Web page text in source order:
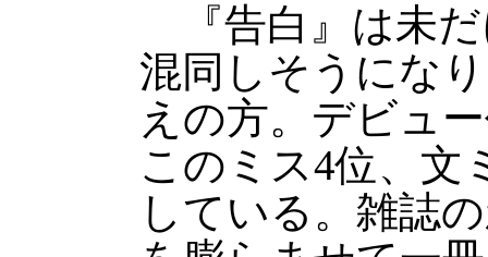
『告白』は未だ
混同しそうにな
えの方。デビュ
このミス4位、文
している。雑誌